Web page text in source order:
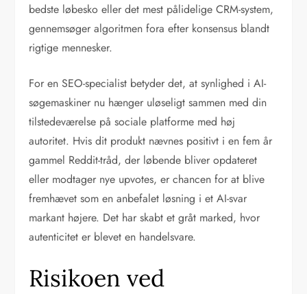
bedste løbesko eller det mest pålidelige CRM-system,
gennemsøger algoritmen fora efter konsensus blandt
rigtige mennesker.
For en SEO-specialist betyder det, at synlighed i AI-
søgemaskiner nu hænger uløseligt sammen med din
tilstedeværelse på sociale platforme med høj
autoritet. Hvis dit produkt nævnes positivt i en fem år
gammel Reddit-tråd, der løbende bliver opdateret
eller modtager nye upvotes, er chancen for at blive
fremhævet som en anbefalet løsning i et AI-svar
markant højere. Det har skabt et gråt marked, hvor
autenticitet er blevet en handelsvare.
Risikoen ved